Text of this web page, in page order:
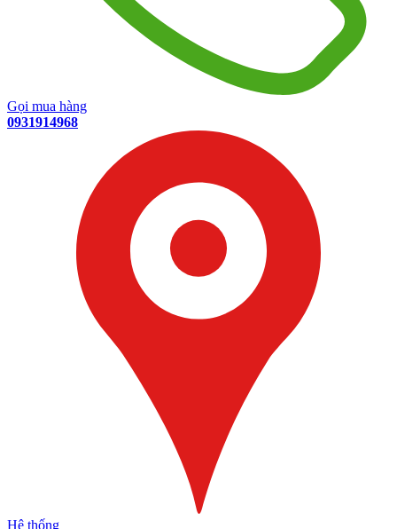
Gọi mua hàng
0931914968
Hệ thống